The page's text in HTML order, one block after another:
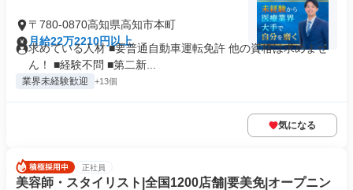
〒780-0870高知県高知市本町
月給22万2210円以上
求めている人材 ■要普通自動車運転免許 他の資格は求めませ
ん！ ■経験不問 ■第二新...
業界未経験歓迎 +13個
気になる
正社員
美容師・スタイリスト|全国1200店舗|要美免|オープニン